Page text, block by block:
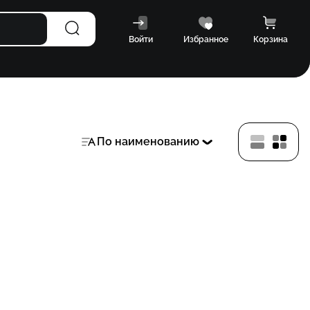
Войти Избранное Корзина
По наименованию